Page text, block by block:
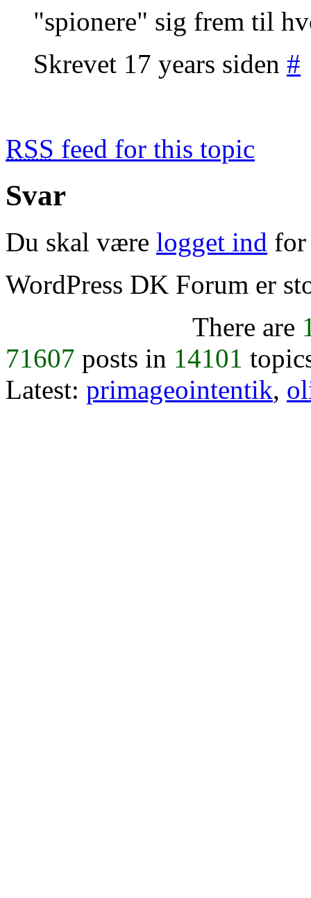
"spionere" sig frem til
Skrevet 17 years siden #
RSS feed for this topic
Svar
Du skal være logget ind for
WordPress DK Forum er
There are
71607 posts in 14101
Latest: primageointentik,